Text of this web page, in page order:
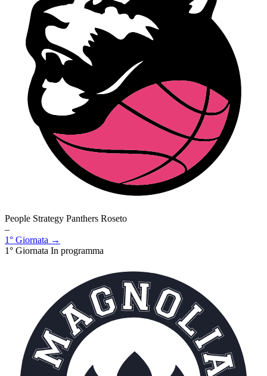
People Strategy Panthers Roseto
–
1° Giornata →
1° Giornata In programma